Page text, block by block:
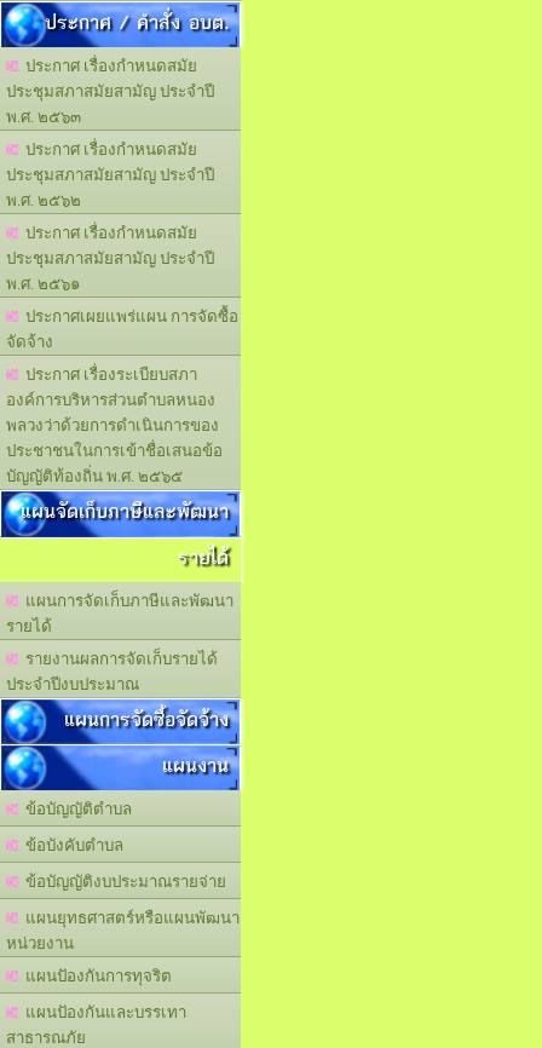
ประกาศ / คำสั่ง อบต.
ประกาศ เรื่องกำหนดสมัย
ประชุมสภาสมัยสามัญ ประจำปี
พ.ศ. ๒๕๖๓
ประกาศ เรื่องกำหนดสมัย
ประชุมสภาสมัยสามัญ ประจำปี
พ.ศ. ๒๕๖๒
ประกาศ เรื่องกำหนดสมัย
ประชุมสภาสมัยสามัญ ประจำปี
พ.ศ. ๒๕๖๑
ประกาศเผยแพร่แผน การจัดซื้อ
จัดจ้าง
ประกาศ เรื่องระเบียบสภา
องค์การบริหารส่วนตำบลหนอง
พลวงว่าด้วยการดำเนินการของ
ประชาชนในการเข้าชื่อเสนอข้อ
บัญญัติท้องถิ่น พ.ศ. ๒๕๖๕
แผนจัดเก็บภาษีและพัฒนา
รายได้
แผนการจัดเก็บภาษีและพัฒนา
รายได้
รายงานผลการจัดเก็บรายได้
ประจำปีงบประมาณ
แผนการจัดซื้อจัดจ้าง
แผนงาน
ข้อบัญญัติตำบล
ข้อบังคับตำบล
ข้อบัญญัติงบประมาณรายจ่าย
แผนยุทธศาสตร์หรือแผนพัฒนา
หน่วยงาน
แผนปัองกันการทุจริต
แผนปัองกันและบรรเทา
สาธารณภัย